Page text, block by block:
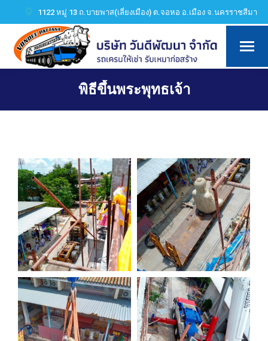
1122 หมู่ 13 ถ.บายพาส(เลี่ยงเมือง) ต.จอหอ อ.เมือง จ.นครราชสีมา
พิธีขึ้นพระพุทธเจ้า
You are here: